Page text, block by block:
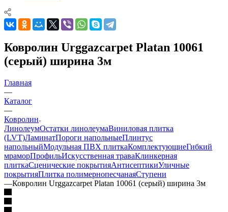
Ковролин Urggazcarpet Platan 10061
(серый) ширина 3м
Главная
—
Каталог
—
Ковролин
ЛинолеумОстатки линолеумаВиниловая плитка
(LVT)ЛаминатПороги напольныеПлинтус
напольныйМодульная ПВХ плиткаКомплектующиеГибкий
мраморПрофильИскусственная траваКлинкерная
плиткаСценические покрытияАнтисептикиУличные
покрытияПлитка полимернопесчанаяСтупени
—Ковролин Urggazcarpet Platan 10061 (серый) ширина 3м